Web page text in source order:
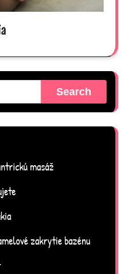
Search
masáž
zakrytie bazénu